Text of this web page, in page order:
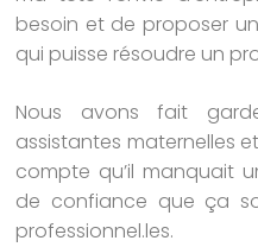
besoin et de proposer
qui puisse résoudre un
Nous avons fait
assistantes maternelles
compte qu’il manquait
de confiance que ça
professionnel.les.